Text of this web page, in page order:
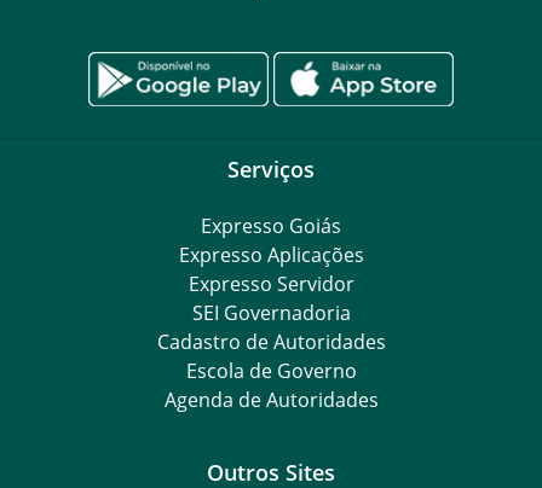
Serviços
Expresso Goiás
Expresso Aplicações
Expresso Servidor
SEI Governadoria
Cadastro de Autoridades
Escola de Governo
Agenda de Autoridades
Outros Sites